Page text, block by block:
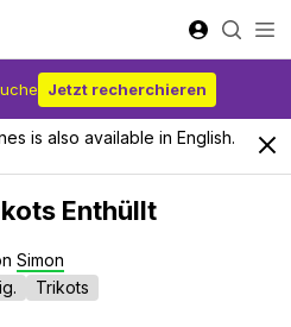
Jetzt recherchieren
is also available in English.
Enthüllt
Simon
Trikots